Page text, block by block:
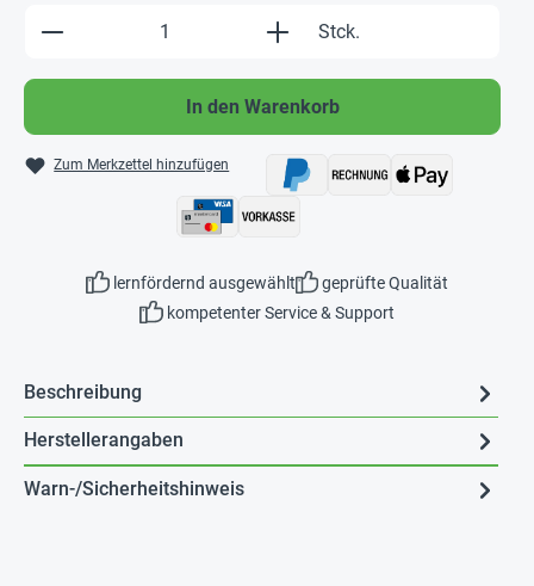
Produkt Anzahl: Gib den gewünschten
Stck.
In den Warenkorb
Zum Merkzettel hinzufügen
lernfördernd ausgewählt
geprüfte Qualität
kompetenter Service & Support
Beschreibung
Herstellerangaben
Warn-/Sicherheitshinweis